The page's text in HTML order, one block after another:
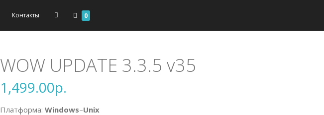
Контакты 0
WOW UPDATE 3.3.5 v35
1,499.00р.
Платформа: Windows–Unix